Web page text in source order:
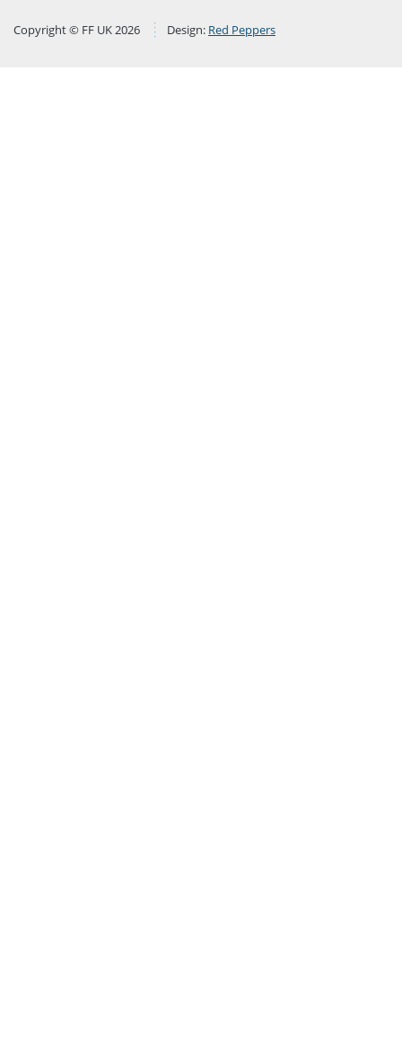
Copyright © FF UK 2026 Design: Red Peppers